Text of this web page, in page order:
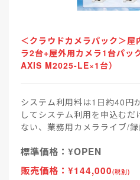
＜クラウドカメラパック＞屋
ラ2台+屋外用カメラ1台パッ
AXIS M2025-LE×1台）
システム利用料は1日約40円
してシステム利用を申込む
ない、業務用カメラライブ/
標準価格：¥OPEN
販売価格：¥144,000(税別)